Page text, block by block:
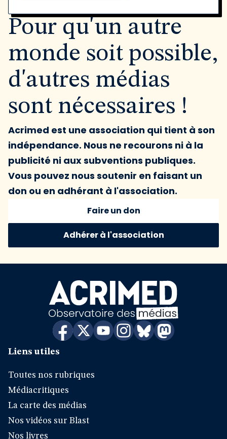
Pour qu'un autre
monde soit possible,
d'autres médias
sont nécessaires !
Acrimed est une association qui tient à son
indépendance. Nous ne recourons ni à la
publicité ni aux subventions publiques.
Vous pouvez nous soutenir en faisant un
don ou en adhérant à l'association.
Faire un don
Adhérer à l'association
Liens utiles
Toutes nos rubriques
Médiacritiques
La carte des médias
Nos vidéos sur Blast
Nos livres